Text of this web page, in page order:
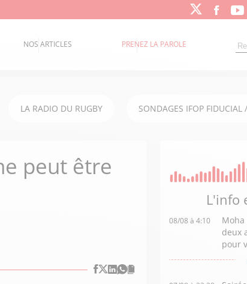
NOS ARTICLES PRENEZ LA PAROLE
LA RADIO DU RUGBY SONDAGES IFOP FIDUCIAL
peut être
L'info
08/08 à 4:10
Moha
deux
pour